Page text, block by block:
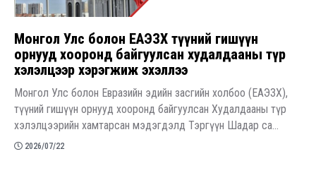
Монгол Улс болон ЕАЭЗХ түүний гишүүн
орнууд хооронд байгуулсан худалдааны түр
хэлэлцээр хэрэгжиж эхэллээ
Монгол Улс болон Евразийн эдийн засгийн холбоо (ЕАЭЗХ),
түүний гишүүн орнууд хооронд байгуулсан Худалдааны түр
хэлэлцээрийн хамтарсан мэдэгдэлд Тэргүүн Шадар са...
2026/07/22